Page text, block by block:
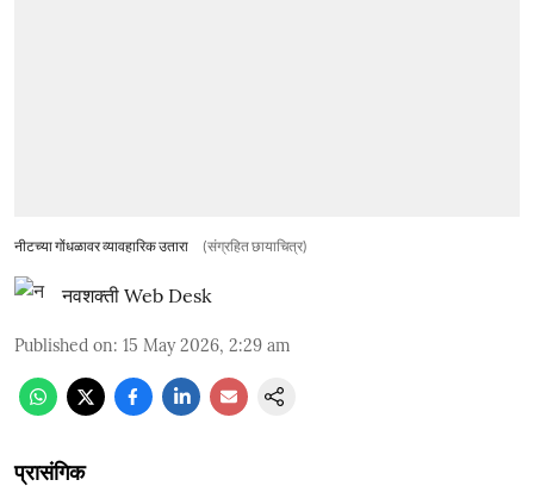
नीटच्या गोंधळावर व्यावहारिक उतारा (संग्रहित छायाचित्र)
नवशक्ती Web Desk
Published on: 15 May 2026, 2:29 am
प्रासंगिक